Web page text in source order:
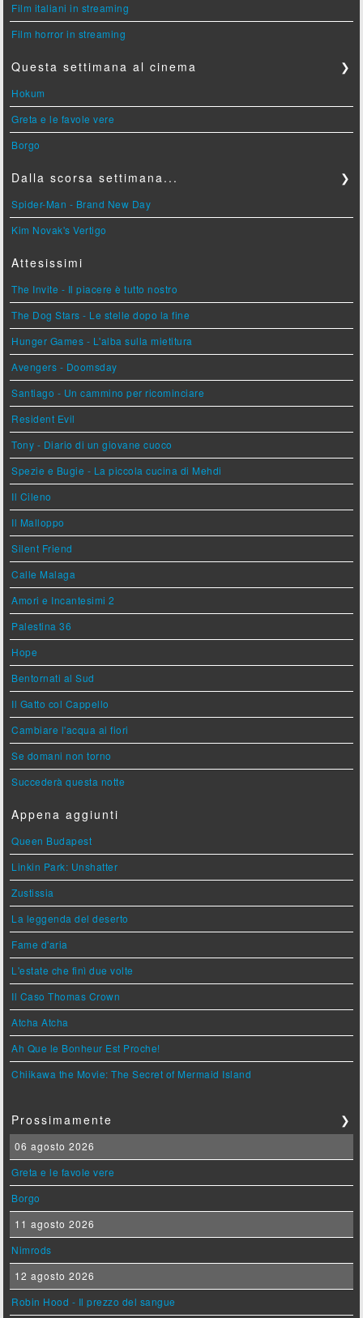
Film italiani in streaming
Film horror in streaming
Questa settimana al cinema ❯
Hokum
Greta e le favole vere
Borgo
Dalla scorsa settimana... ❯
Spider-Man - Brand New Day
Kim Novak's Vertigo
Attesissimi
The Invite - Il piacere è tutto nostro
The Dog Stars - Le stelle dopo la fine
Hunger Games - L'alba sulla mietitura
Avengers - Doomsday
Santiago - Un cammino per ricominciare
Resident Evil
Tony - Diario di un giovane cuoco
Spezie e Bugie - La piccola cucina di Mehdi
Il Cileno
Il Malloppo
Silent Friend
Calle Malaga
Amori e Incantesimi 2
Palestina 36
Hope
Bentornati al Sud
Il Gatto col Cappello
Cambiare l'acqua ai fiori
Se domani non torno
Succederà questa notte
Appena aggiunti
Queen Budapest
Linkin Park: Unshatter
Zustissia
La leggenda del deserto
Fame d'aria
L'estate che finì due volte
Il Caso Thomas Crown
Atcha Atcha
Ah Que le Bonheur Est Proche!
Chiikawa the Movie: The Secret of Mermaid Island
Prossimamente ❯
06 agosto 2026
Greta e le favole vere
Borgo
11 agosto 2026
Nimrods
12 agosto 2026
Robin Hood - Il prezzo del sangue